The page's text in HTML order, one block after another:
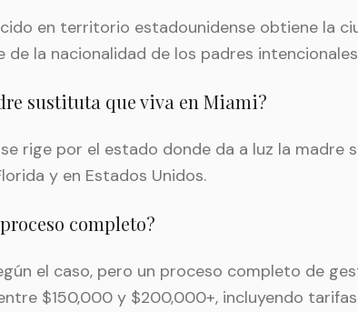
en territorio estadounidense obtiene la
de la nacionalidad de los padres
sustituta que viva en Miami?
rige por el estado donde da a luz la madre
y en Estados Unidos.
completo?
el caso, pero un proceso completo de
$150,000 y $200,000+, incluyendo